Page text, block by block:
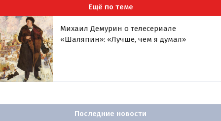
Ещё по теме
Михаил Демурин о телесериале
«Шаляпин»: «Лучше, чем я думал»
Последние новости